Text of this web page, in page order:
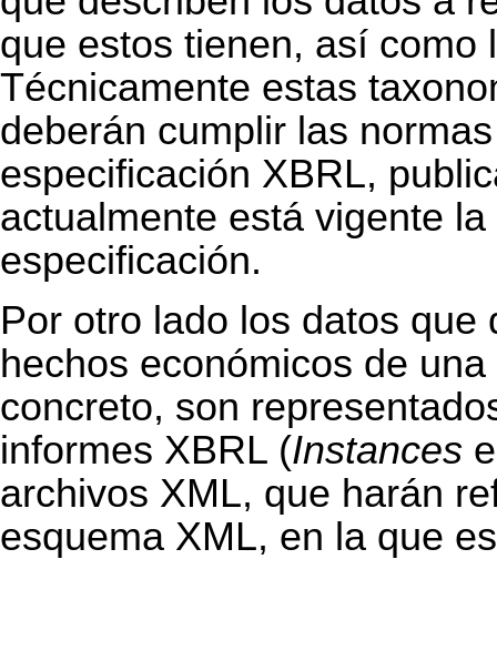
que estos tienen, así como
Técnicamente estas
deberán cumplir las
especificación XBRL,
actualmente está vigente
especificación.
Por otro lado los datos
hechos económicos de
concreto, son
informes XBRL (Instances
archivos XML, que harán
esquema XML, en la que